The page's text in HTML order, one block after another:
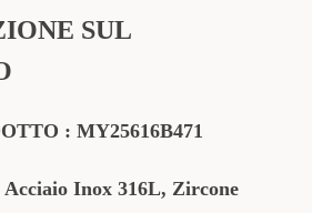
SUL
: MY25616B471
Acciaio Inox 316L, Zircone